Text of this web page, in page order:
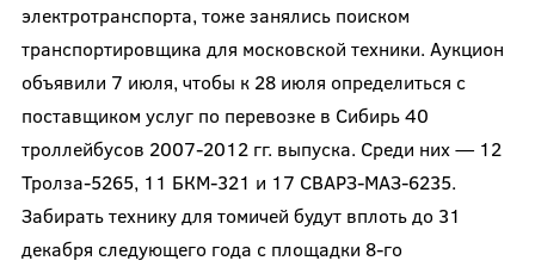
электротранспорта, тоже занялись поиском
транспортировщика для московской техники. Аукцион
объявили 7 июля, чтобы к 28 июля определиться с
поставщиком услуг по перевозке в Сибирь 40
троллейбусов 2007-2012 гг. выпуска. Среди них — 12
Тролза-5265, 11 БКМ-321 и 17 СВАРЗ-МАЗ-6235.
Забирать технику для томичей будут вплоть до 31
декабря следующего года с площадки 8-го